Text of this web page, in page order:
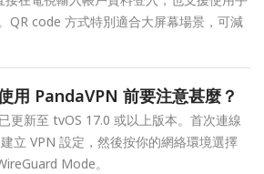
QR code 方式特別適合大屏幕場景，可減
用 PandaVPN 前要注意甚麼？
更新至 tvOS 17.0 或以上版本。首次連線
立 VPN 設定，然後按你的網絡環境選擇
Mode。